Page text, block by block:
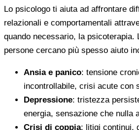
Lo psicologo ti aiuta ad affrontare
relazionali e comportamentali
quando necessario, la psicoterapia.
persone cercano più spesso aiuto
Ansia e panico: tensione
incontrollabile, crisi acute con
Depressione: tristezza
energia, sensazione che nulla
Crisi di coppia: litigi continui,